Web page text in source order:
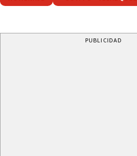
PUBLICIDAD